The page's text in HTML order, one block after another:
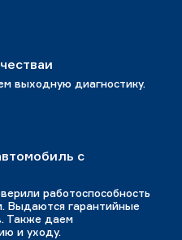
выходную диагностику.
с
работоспособность
Выдаются гарантийные
Также даем
и уходу.